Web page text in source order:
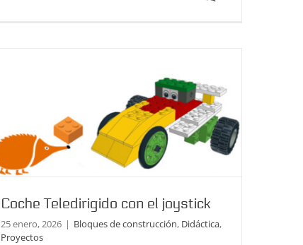
Coche Teledirigido con el joystick
25 enero, 2026 | Bloques de construcción, Didáctica,
Proyectos